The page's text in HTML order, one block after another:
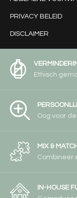
PRIVACY BELEID
DISCLAIMER
Ethisch
Oog voor
MIX & MATCH
Combineer
IN-HOUSE